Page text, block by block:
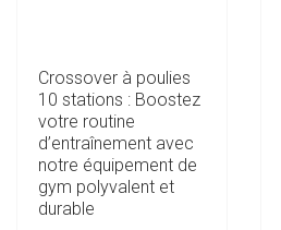
Crossover à poulies
10 stations : Boostez
votre routine
d’entraînement avec
notre équipement de
gym polyvalent et
durable